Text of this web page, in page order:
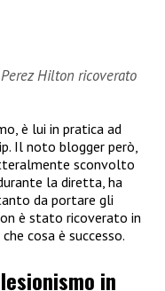
Hilton ricoverato
è lui in pratica ad
Il noto blogger però,
sconvolto
la diretta, ha
da portare gli
è stato ricoverato in
cosa è successo.
in